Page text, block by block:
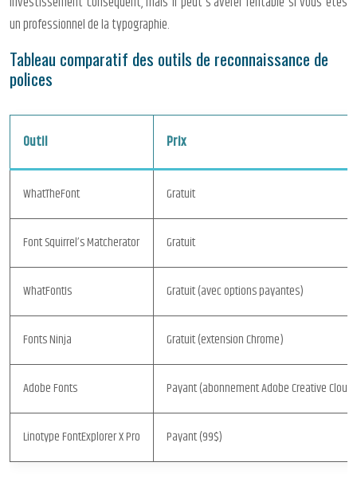
un professionnel de la typographie.
Tableau comparatif des outils de reconnaissance de
polices
Outil Prix
WhatTheFont Gratuit
Font Squirrel’s Matcherator Gratuit
WhatFontIs Gratuit (avec options payantes)
Fonts Ninja Gratuit (extension Chrome)
Adobe Fonts Payant (abonnement Adobe Creative Cloud)
Linotype FontExplorer X Pro Payant (99$)